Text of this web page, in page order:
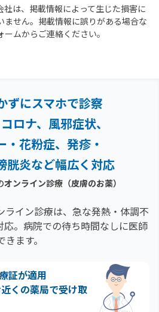
社は、掲載情報によって生じた損害に
ません。掲載情報に誤りがある場合な
ムからご連絡ください。
ずにスマホで診察
ロナ、風邪症状、
花粉症、 発疹・
胱炎など幅広く対応
オンライン診療（皮膚のお薬）
ライン診療は、急な発熱・体調不
。 病院での待ち時間なしに医師
ます。
証が適用
くの薬局で受け取